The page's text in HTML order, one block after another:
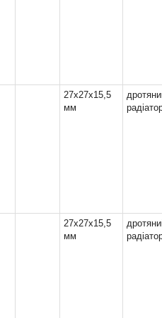
27x27x15,5
мм
27x27x15,5
мм